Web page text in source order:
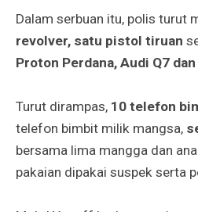
Dalam serbuan itu, polis turut
revolver, satu pistol tiruan
Proton Perdana, Audi Q7
Turut dirampas, 10 telefon
telefon bimbit milik mangsa,
bersama lima mangga dan
pakaian dipakai suspek serta